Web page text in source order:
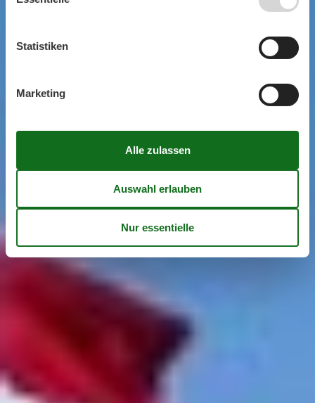
Statistiken
Marketing